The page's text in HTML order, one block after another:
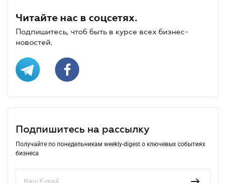
Читайте нас в соцсетях.
Подпишитесь, чтоб быть в курсе всех бизнес-
новостей.
Подпишитесь на рассылку
Получайте по понедельникам weekly-digest о ключевых событиях
бизнеса